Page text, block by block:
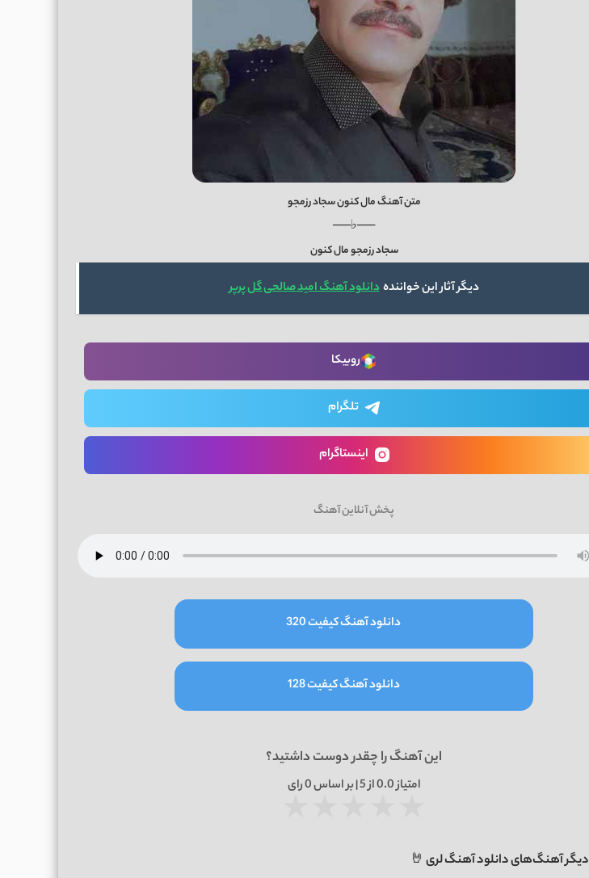
متن آهنگ مال کنون سجاد رزمجو
──♭──
سجاد رزمجو مال کنون
دیگر آثار این خوانندهدانلود آهنگ امید صالحی گل پرپر
روبیکا
تلگرام
اینستاگرام
پخش آنلاین آهنگ
دانلود آهنگ کیفیت 320
دانلود آهنگ کیفیت 128
این آهنگ را چقدر دوست داشتید؟
امتیاز0.0از 5 | بر اساس 0رای
دیگر آهنگ‌های دانلود آهنگ لری 🤘